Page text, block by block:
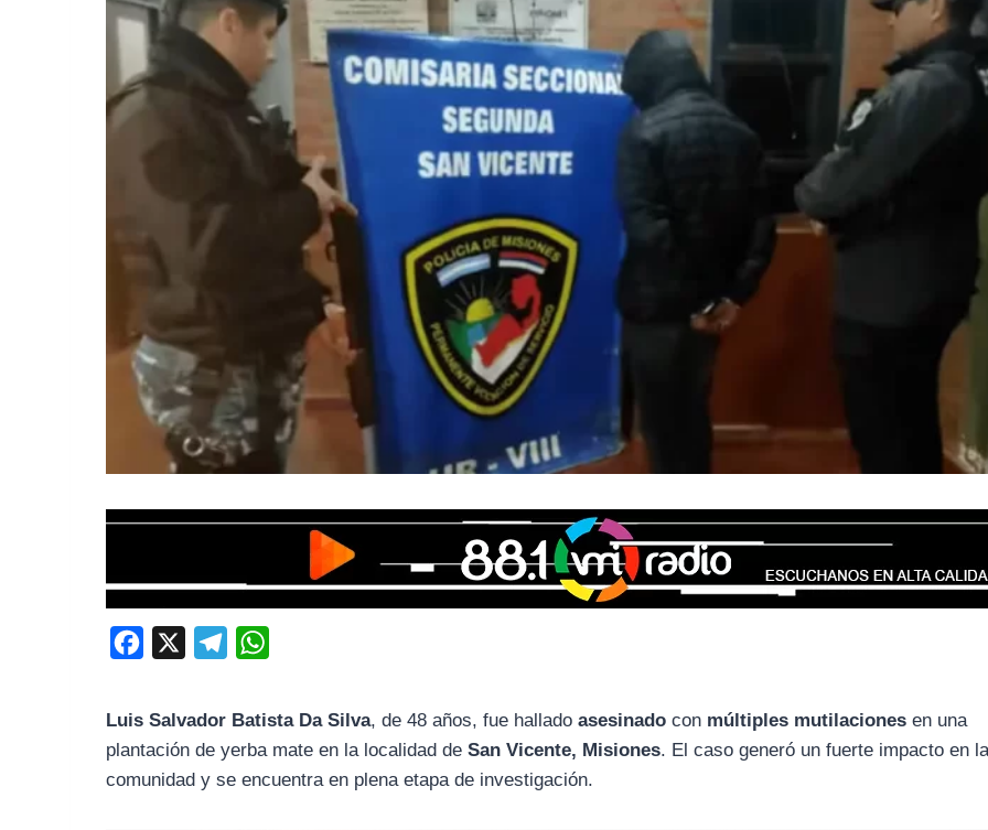
b
g
s
Luis Salvador Batista Da Silva, de 48 años, fue halladoasesinado con múltiples mutilaciones en una
plantación de yerba mate en la localidad deSan Vicente, Misiones. El caso generó un fuerte impacto en
comunidad y se encuentra en plena etapa de investigación.